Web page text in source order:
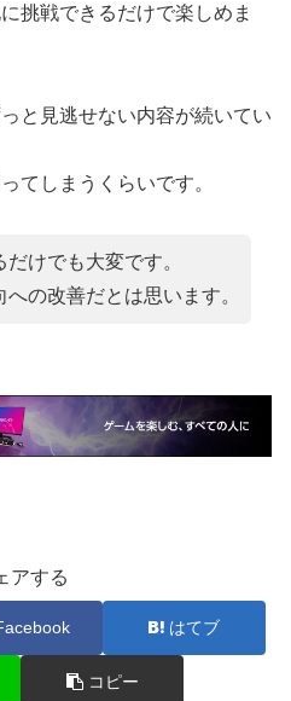
挑戦できるだけで楽しめま
と見逃せない内容が続いてい
てしまうくらいです。
けでも大変です。
の改善だとは思います。
アする
はてブ
コピー